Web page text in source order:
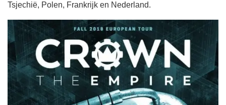
Tsjechië, Polen, Frankrijk en Nederland.